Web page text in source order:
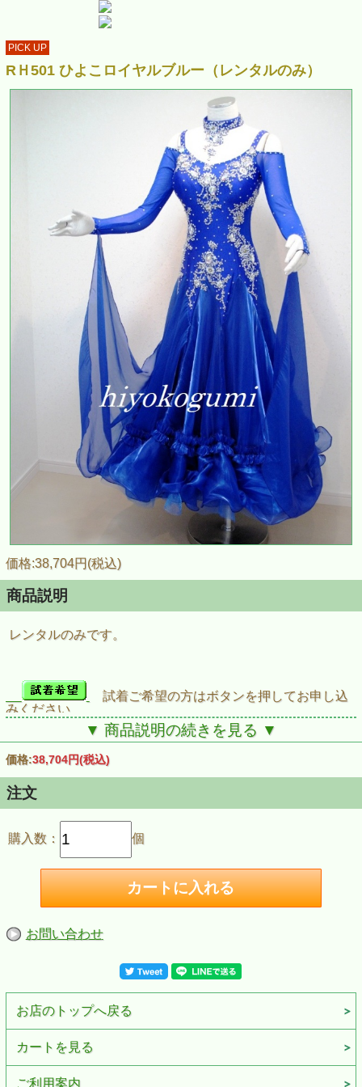
PICK UP
RＨ501 ひよこロイヤルブルー（レンタルのみ）
価格:38,704円(税込)
商品説明
レンタルのみです。
試着ご希望の方はボタンを押してお申し込
みください
▼ 商品説明の続きを見る ▼
価格:38,704円(税込)
注文
購入数： 個
お問い合わせ
お店のトップへ戻る
カートを見る
ご利用案内